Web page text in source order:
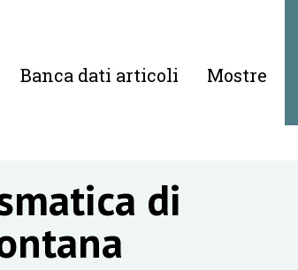
Banca dati articoli Mostre
di